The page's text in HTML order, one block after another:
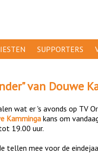
SUPPORTERS
AANMELDEN
" van Douwe
wat er 's avonds op TV
Kammingakans om
19.00 uur.
tellen mee voor de